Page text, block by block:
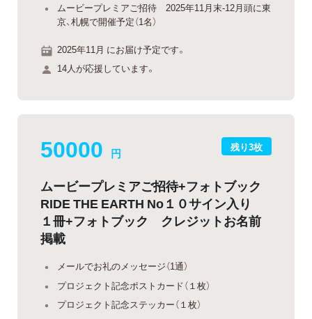
ムービープレミアご招待 2025年11月末-12月頭に東
京、札幌で開催予定（1名）
2025年11月 にお届け予定です。
14人が応援しています。
残り3枚
50000 円
ムービープレミアご招待+フォトブック
RIDE THE EARTH No１０サイン入り
１冊+フォトブック クレジットお名前
掲載
メールでお礼のメッセージ（1通）
プロジェクト記念ポストカード（１枚）
プロジェクト記念ステッカー（１枚）